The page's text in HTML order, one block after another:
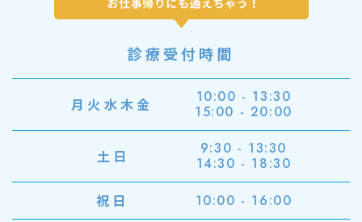
診療受付時間
月火水木金
10:00 - 13:30
15:00 - 20:00
土日
9:30 - 13:30
14:30 - 18:30
祝日 10:00 - 16:00